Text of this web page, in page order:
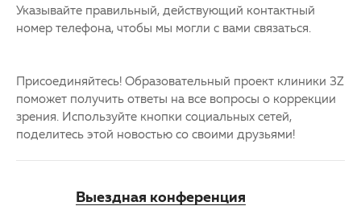
Указывайте правильный, действующий контактный
номер телефона, чтобы мы могли с вами связаться.
Присоединяйтесь! Образовательный проект клиники 3Z
поможет получить ответы на все вопросы о коррекции
зрения. Используйте кнопки социальных сетей,
поделитесь этой новостью со своими друзьями!
Выездная конференция